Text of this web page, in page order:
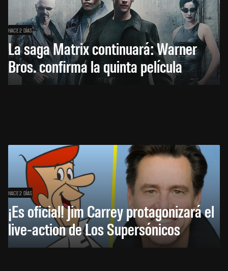
HACE 2 DÍAS
La saga Matrix continuará: Warner
Bros. confirma la quinta película
HACE 2 DÍAS
¡Es oficial! Jim Carrey protagonizará el
live-action de Los Supersónicos